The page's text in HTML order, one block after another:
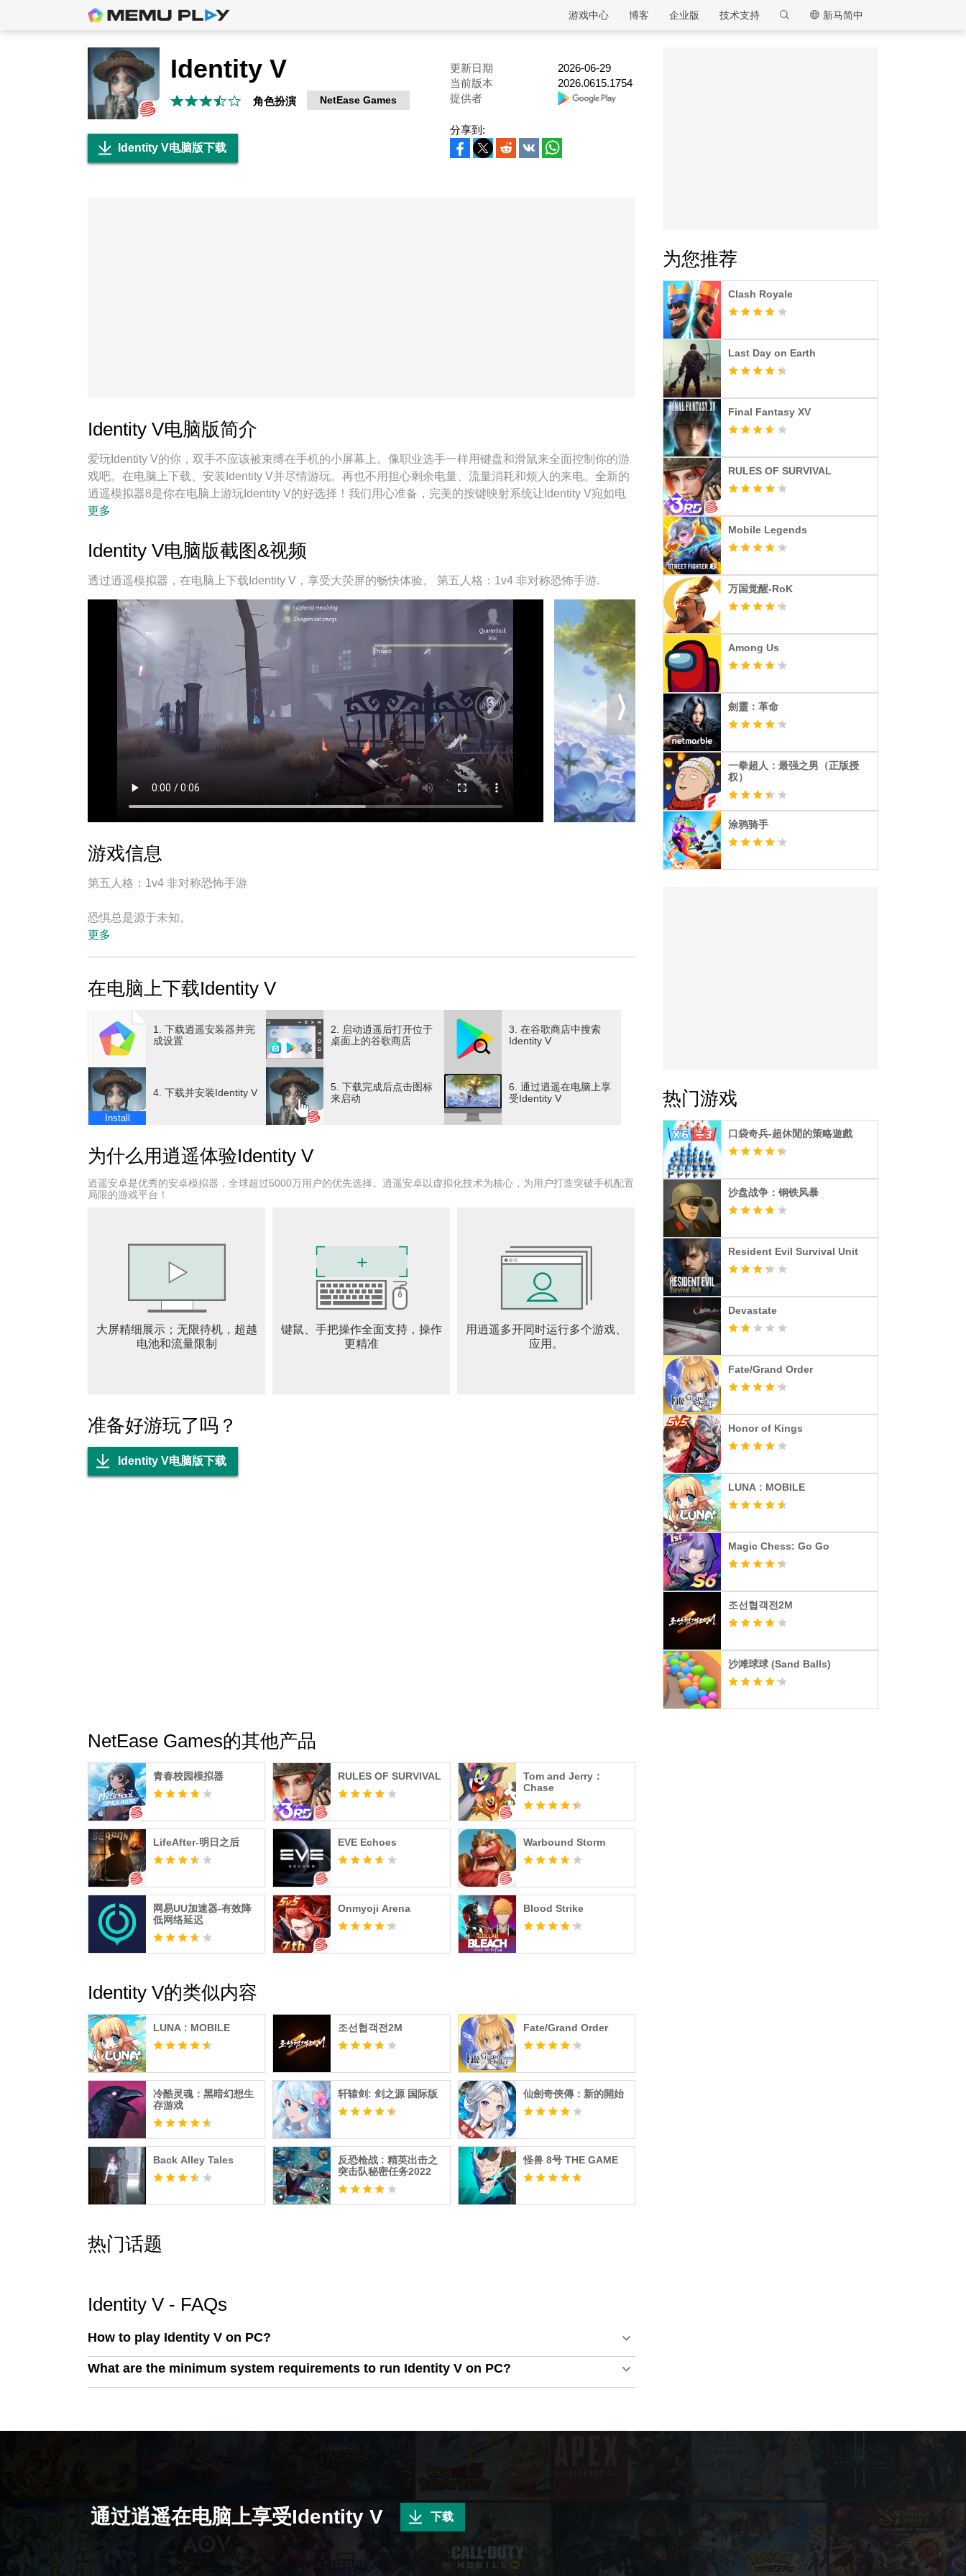
逍遥模拟器
新马简中
技术支持
企业版
博客
游戏中心
Identity V
角色扮演 NetEase Games
更新日期
2026-06-29
当前版本
2026.0615.1754
提供者
Identity V电脑版下载
分享到:
Identity V电脑版简介
爱玩Identity V的你，双手不应该被束缚在手机的小屏幕上。像职业选手一样用键盘和滑鼠来全面控制你的游
戏吧。在电脑上下载、安装Identity V并尽情游玩。再也不用担心剩余电量、流量消耗和烦人的来电。全新的
逍遥模拟器8是你在电脑上游玩Identity V的好选择！我们用心准备，完美的按键映射系统让Identity V宛如电
脑游戏；
更多
Identity V电脑版截图&视频
透过逍遥模拟器，在电脑上下载Identity V，享受大荧屏的畅快体验。 第五人格：1v4 非对称恐怖手游.
游戏信息
第五人格：1v4 非对称恐怖手游
恐惧总是源于未知。
加入惊险刺激的派对！欢迎来到网易首款非对称恐怖手游《第五人格》。哥特式的美术风格、神秘的剧情和
主要特色：
激烈的 1v4 非对称战斗：
四名幸存者：躲避无情猎手的追捕，与队友合作，破译密码机，打开大门逃脱；
一名猎手：熟悉你的所有杀戮技能，随时准备捕捉并折磨你的猎物。
穿越回维多利亚时代，感受其独特的风格。
引人入胜的背景设定：
每局新游戏，地图都会相应调整。你永远无法预知接下来会发生什么。
选择并扮演独特的角色：
众多角色可供选择，自定义角色以适应你的个人策略，最终赢得胜利！
网站：https://www.identityvgame.com/
Facebook：www.facebook.com/IdentityV
Facebook 群组：www.facebook.com/groups/identityVofficial/
Twitter：www.twitter.com/GameIdentityV
更多
在电脑上下载Identity V
1. 下载逍遥安装器并完
成设置
2. 启动逍遥后打开位于
桌面上的谷歌商店
3. 在谷歌商店中搜索
Identity V
Install
4. 下载并安装Identity V
5. 下载完成后点击图标
来启动
6. 通过逍遥在电脑上享
受Identity V
为什么用逍遥体验Identity V
逍遥安卓是优秀的安卓模拟器，全球超过5000万用户的优先选择。逍遥安卓以虚拟化技术为核心，为用户打造突破手机配置
局限的游戏平台！
大屏精细展示；无限待机，超越
电池和流量限制
键鼠、手把操作全面支持，操作
更精准
用逍遥多开同时运行多个游戏、
应用。
准备好游玩了吗？
Identity V电脑版下载
NetEase Games的其他产品
青春校园模拟器 RULES OF SURVIVAL
Tom and Jerry：
Chase
LifeAfter-明日之后 EVE Echoes Warbound Storm
网易UU加速器-有效降
低网络延迟
Onmyoji Arena Blood Strike
Identity V的类似内容
LUNA : MOBILE 조선협객전2M Fate/Grand Order
冷酷灵魂：黑暗幻想生
存游戏
轩辕剑: 剑之源 国际版 仙劍奇俠傳：新的開始
Back Alley Tales
反恐枪战 : 精英出击之
突击队秘密任务2022
怪兽 8号 THE GAME
热门话题
Identity V - FAQs
How to play Identity V on PC?
What are the minimum system requirements to run Identity V on PC?
为您推荐
Clash Royale
Last Day on Earth
Final Fantasy XV
RULES OF SURVIVAL
Mobile Legends
万国觉醒-RoK
Among Us
劍靈：革命
一拳超人：最强之男（正版授
权）
涂鸦骑手
热门游戏
口袋奇兵-超休閒的策略遊戲
沙盘战争：钢铁风暴
Resident Evil Survival Unit
Devastate
Fate/Grand Order
Honor of Kings
LUNA : MOBILE
Magic Chess: Go Go
조선협객전2M
沙滩球球 (Sand Balls)
通过逍遥在电脑上享受Identity V 下载